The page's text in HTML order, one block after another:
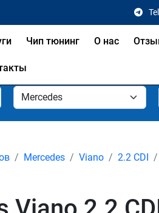
Чип тюнинг О нас
Mercedes Viano 2.2 CDI